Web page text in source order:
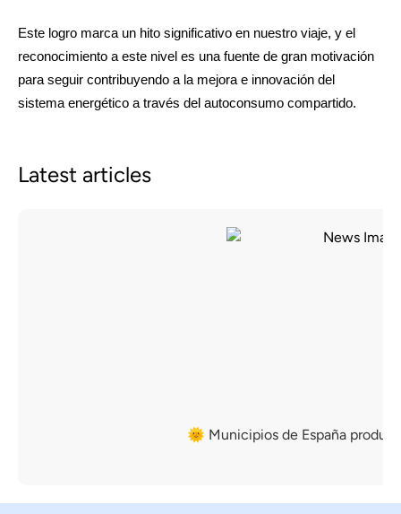
Este logro marca un hito significativo en nuestro viaje, y el
reconocimiento a este nivel es una fuente de gran motivación
para seguir contribuyendo a la mejora e innovación del
sistema energético a través del autoconsumo compartido.
Latest articles
🌞 Municipios de España